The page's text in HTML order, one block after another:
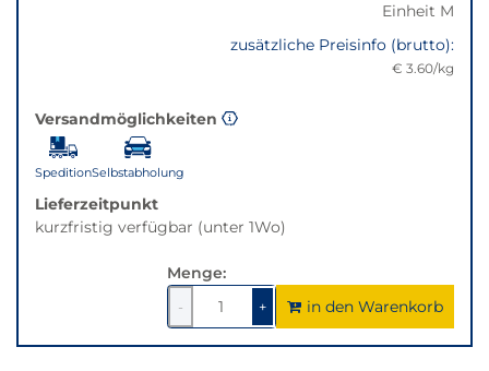
Einheit M
zusätzliche Preisinfo (brutto):
€ 3.60/kg
Versandmöglichkeiten
SpeditionSelbstabholung
Lieferzeitpunkt
kurzfristig verfügbar (unter 1Wo)
Menge:
-
1
verringern
+1um
1
erhöhen
in den Warenkorb